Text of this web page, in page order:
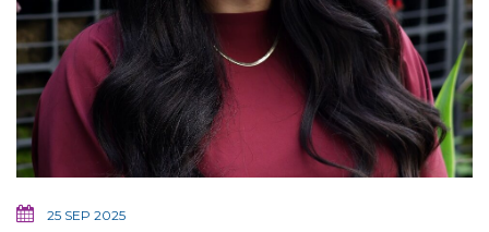
25 SEP 2025